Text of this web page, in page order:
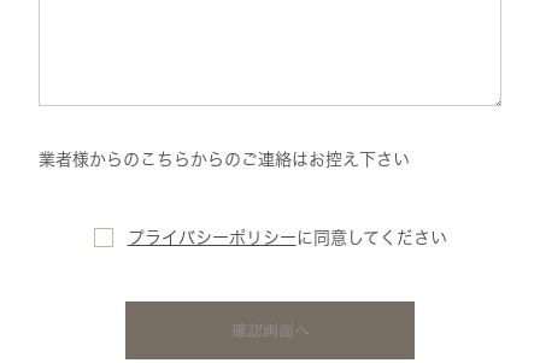
業者様からのこちらからのご連絡はお控え下さい
プライバシーポリシー に 同意してください
確認画面へ